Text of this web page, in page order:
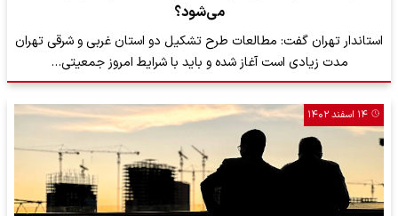
می‌شود؟
استاندار تهران گفت: مطالعات طرح تشکیل دو استان غربی و شرقی تهران
مدت زیادی است آغاز شده و باید با شرایط امروز جمعیتی…
۱۴ اسفند ۱۴۰۲